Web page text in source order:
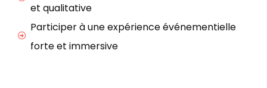
et qualitative
Participer à une expérience événementielle
forte et immersive